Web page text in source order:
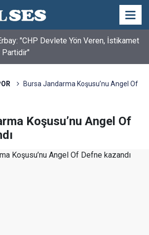
"CHP Devlete Yön Veren, İstikamet
Partidir"
"LGS'nin Kazananı Yine Eşitsizlik
Bursa Jandarma Koşusu’nu Angel Of
Koşusu’nu Angel Of